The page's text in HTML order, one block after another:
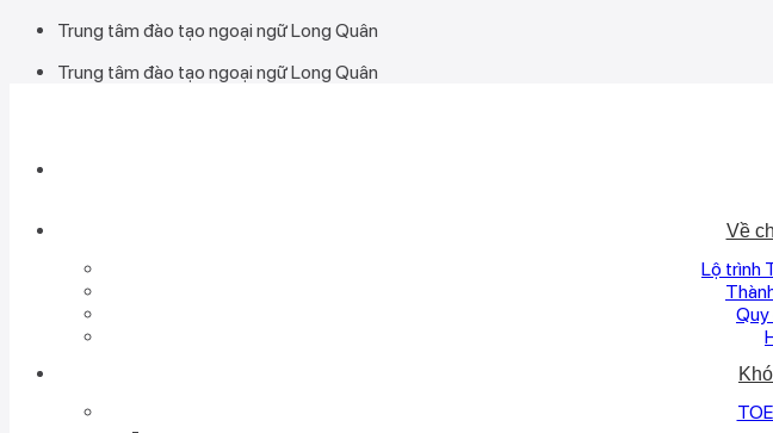
Trung tâm đào tạo ngoại ngữ Long Quân
Trung tâm đào tạo ngoại ngữ Long Quân
Về
Lộ trình
Quy